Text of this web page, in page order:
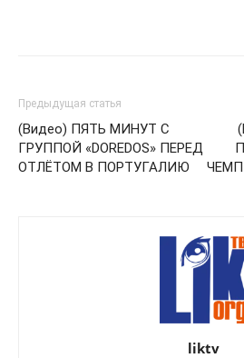
Предыдущая статья
(Видео) ПЯТЬ МИНУТ С
ГРУППОЙ «DOREDOS» ПЕРЕД
ОТЛЁТОМ В ПОРТУГАЛИЮ
liktv